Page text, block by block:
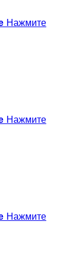
Нажмите
Нажмите
Нажмите